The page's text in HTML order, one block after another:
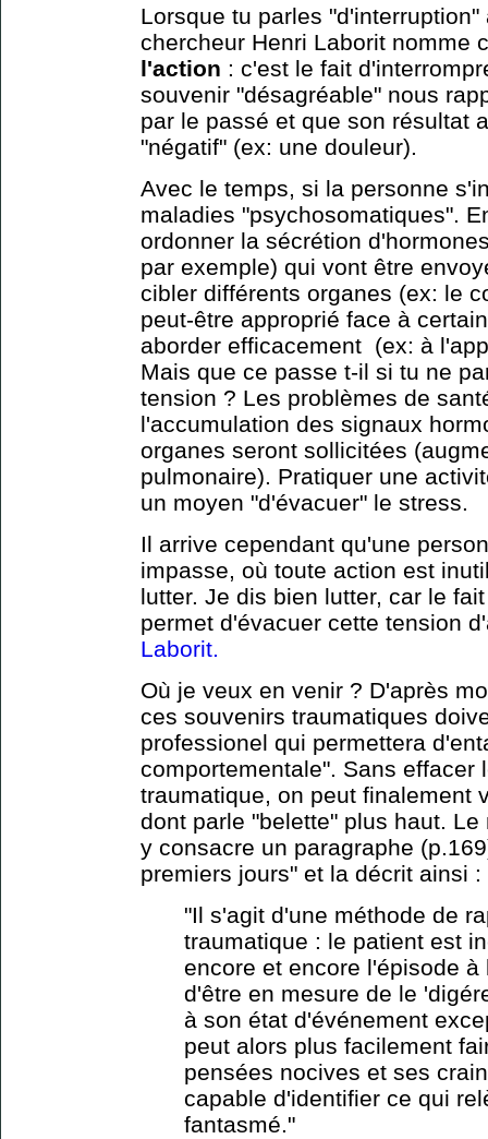
Lorsque tu parles
chercheur Henri Laborit nomme
l'action : c'est le fait
souvenir "désagréable" nous
par le passé et que son résultat
"négatif" (ex: une douleur).
Avec le temps, si la personne
maladies "psychosomatiques".
ordonner la sécrétion
par exemple) qui vont être
cibler différents organes (ex: le
peut-être approprié face à
aborder efficacement (ex: à
Mais que ce passe t-il si tu ne
tension ? Les problèmes de
l'accumulation des signaux
organes seront sollicitées
pulmonaire). Pratiquer une
un moyen "d'évacuer" le stress.
Il arrive cependant qu'une
impasse, où toute action est
lutter. Je dis bien lutter, car le
permet d'évacuer cette tension
Laborit.
Où je veux en venir ? D'après
ces souvenirs traumatiques
professionel qui permettera
comportementale". Sans effacer
traumatique, on peut finalement
dont parle "belette" plus haut.
y consacre un paragraphe
premiers jours" et la décrit ainsi :
"Il s'agit d'une méthode de
traumatique : le patient est
encore et encore l'épisode
d'être en mesure de le
à son état d'événement
peut alors plus facilement
pensées nocives et ses
capable d'identifier ce qui
fantasmé."